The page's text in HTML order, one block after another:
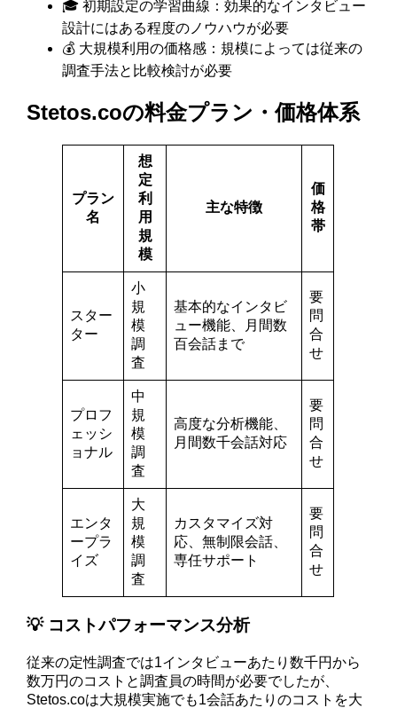
🎓 初期設定の学習曲線：効果的なインタビュー
設計にはある程度のノウハウが必要
💰 大規模利用の価格感：規模によっては従来の
調査手法と比較検討が必要
Stetos.coの料金プラン・価格体系
プラン
名
想
定
利
用
規
模
主な特徴
価
格
帯
スター
ター
小
規
模
調
査
基本的なインタビ
ュー機能、月間数
百会話まで
要
問
合
せ
プロフ
ェッシ
ョナル
中
規
模
調
査
高度な分析機能、
月間数千会話対応
要
問
合
せ
エンタ
ープラ
イズ
大
規
模
調
査
カスタマイズ対
応、無制限会話、
専任サポート
要
問
合
せ
💡 コストパフォーマンス分析
従来の定性調査では1インタビューあたり数千円から
数万円のコストと調査員の時間が必要でしたが、
Stetos.coは大規模実施でも1会話あたりのコストを大